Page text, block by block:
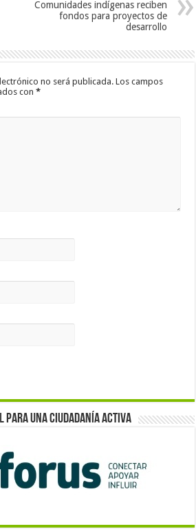
Comunidades indígenas reciben
fondos para proyectos de
desarrollo
no será publicada. Los campos
con*
una ciudadanía activa